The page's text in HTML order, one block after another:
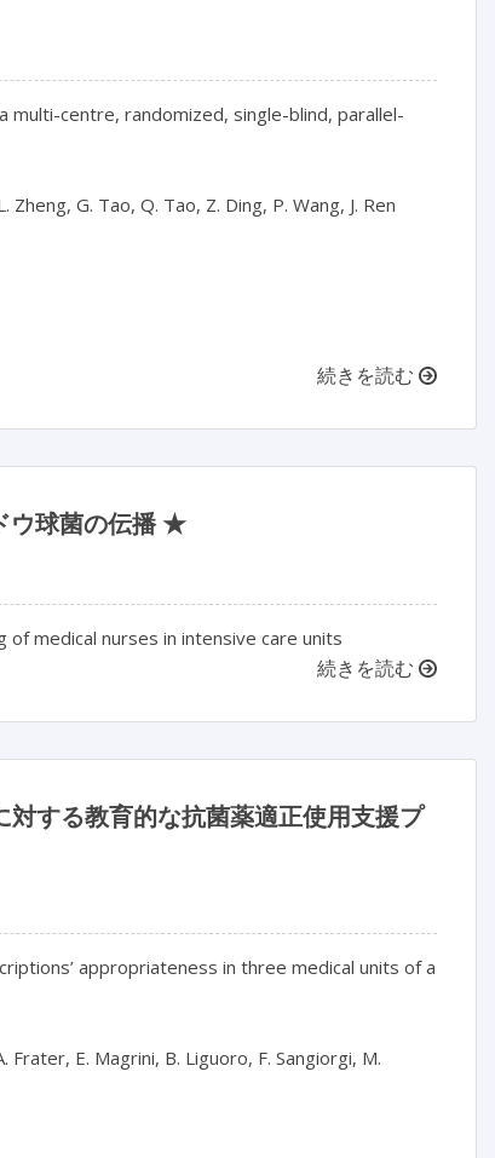
multi-centre, randomized, single-blind, parallel-
Zheng, G. Tao, Q. Tao, Z. Ding, P. Wang, J. Ren
続きを読む
ウ球菌の伝播 ★
medical nurses in intensive care units
続きを読む
する教育的な抗菌薬適正使用支援プ
appropriateness in three medical units of a
Frater, E. Magrini, B. Liguoro, F. Sangiorgi, M.